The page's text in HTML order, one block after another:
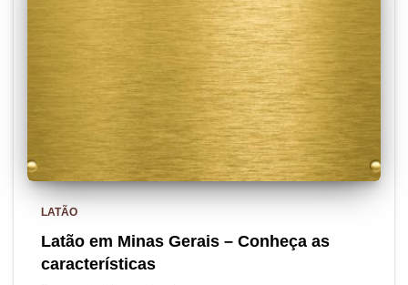
LATÃO
Latão em Minas Gerais – Conheça as
características